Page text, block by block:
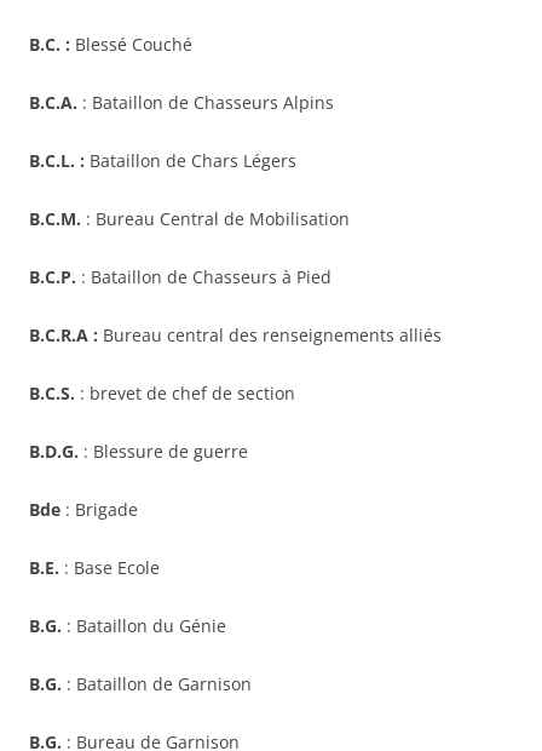
B.C. : Blessé Couché
B.C.A. : Bataillon de Chasseurs Alpins
B.C.L. : Bataillon de Chars Légers
B.C.M. : Bureau Central de Mobilisation
B.C.P. : Bataillon de Chasseurs à Pied
B.C.R.A : Bureau central des renseignements alliés
B.C.S. : brevet de chef de section
B.D.G. : Blessure de guerre
Bde : Brigade
B.E. : Base Ecole
B.G. : Bataillon du Génie
B.G. : Bataillon de Garnison
B.G. : Bureau de Garnison